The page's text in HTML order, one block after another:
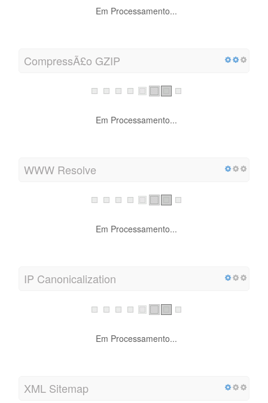
Em Processamento...
CompressÃ£o GZIP
Em Processamento...
WWW Resolve
Em Processamento...
IP Canonicalization
Em Processamento...
XML Sitemap